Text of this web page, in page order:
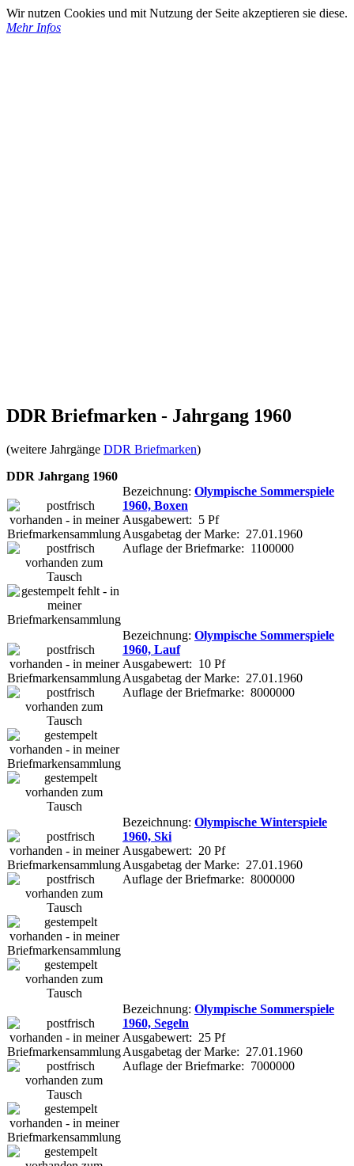
Wir nutzen Cookies und mit Nutzung der Seite akzeptieren sie diese.
Mehr Infos
DDR Briefmarken - Jahrgang 1960
(weitere Jahrgänge DDR Briefmarken)
DDR Jahrgang 1960
Bezeichnung: Olympische Sommerspiele
1960, Boxen
Ausgabewert: 5 Pf
Ausgabetag der Marke: 27.01.1960
Auflage der Briefmarke: 1100000
Bezeichnung: Olympische Sommerspiele
1960, Lauf
Ausgabewert: 10 Pf
Ausgabetag der Marke: 27.01.1960
Auflage der Briefmarke: 8000000
Bezeichnung: Olympische Winterspiele
1960, Ski
Ausgabewert: 20 Pf
Ausgabetag der Marke: 27.01.1960
Auflage der Briefmarke: 8000000
Bezeichnung: Olympische Sommerspiele
1960, Segeln
Ausgabewert: 25 Pf
Ausgabetag der Marke: 27.01.1960
Auflage der Briefmarke: 7000000